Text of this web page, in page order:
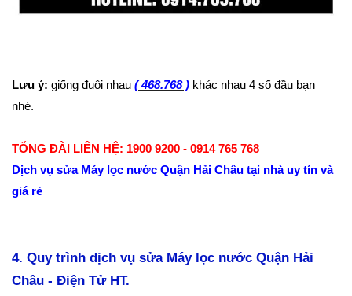
Lưu ý: giống đuôi nhau ( 468.768 ) khác nhau 4 số đầu bạn
nhé.
TỔNG ĐÀI LIÊN HỆ: 1900 9200 - 0914 765 768
Dịch vụ sửa Máy lọc nước Quận Hải Châu tại nhà uy tín và
giá rẻ
4. Quy trình dịch vụ sửa Máy lọc nước Quận Hải
Châu - Điện Tử HT.